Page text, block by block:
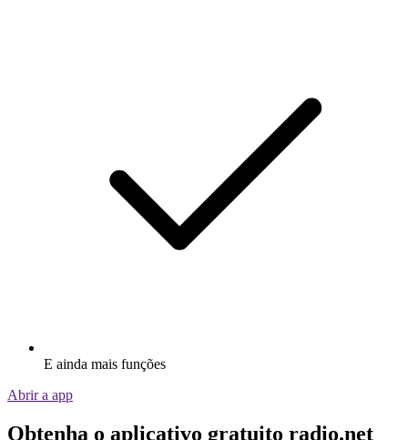
E ainda mais funções
Abrir a app
Obtenha o aplicativo gratuito radio.net